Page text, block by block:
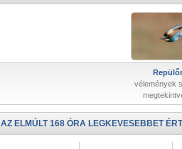
vélemények
AZ ELMÚLT 168 ÓRA LEGKEVESEBBET